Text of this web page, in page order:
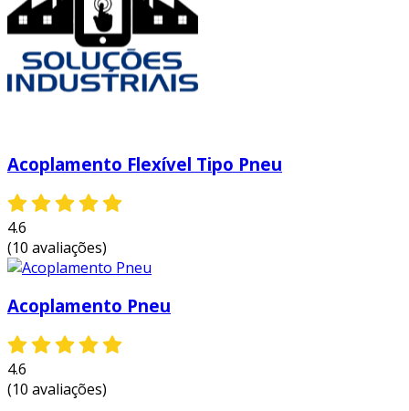
Acoplamento Flexível Tipo Pneu
4.6
(10 avaliações)
Acoplamento Pneu
4.6
(10 avaliações)